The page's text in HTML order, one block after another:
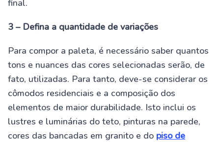
final.
3 – Defina a quantidade de variações
Para compor a paleta, é necessário saber quantos
tons e nuances das cores selecionadas serão, de
fato, utilizadas. Para tanto, deve-se considerar os
cômodos residenciais e a composição dos
elementos de maior durabilidade. Isto inclui os
lustres e luminárias do teto, pinturas na parede,
cores das bancadas em granito e do piso de